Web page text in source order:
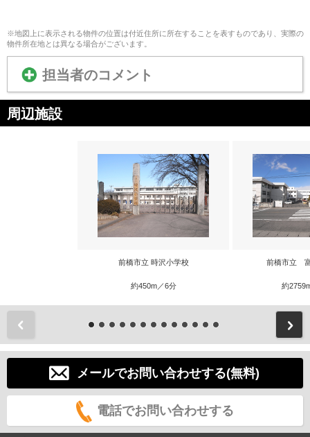
※地図上に表示される物件の位置は付近住所に所在することを表すものであり、実際の
物件所在地とは異なる場合がございます。
担当者のコメント
周辺施設
前橋市立 時沢小学校
約450m／6分
前橋市立
約
メールでお問い合わせする(無料)
電話でお問い合わせする